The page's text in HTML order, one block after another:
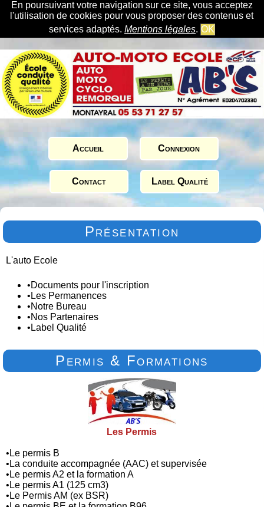
En poursuivant votre navigation sur ce site, vous acceptez
l'utilisation de cookies pour vous proposer des contenus et
services adaptés. Mentions légales. OK
Accueil Connexion
Contact Label Qualité
Présentation
L'auto Ecole
•Documents pour l'inscription
• Les Permanences
•Notre Bureau
•Nos Partenaires
• Label Qualité
Permis & Formations
Les Permis
• Le permis B
• La conduite accompagnée (AAC) et supervisée
• Le permis A2 et la formation A
• Le permis A1 (125 cm3)
• Le Permis AM (ex BSR)